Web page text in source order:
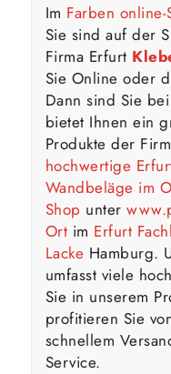
Im Farben
Sie sind auf der
Firma Erfurt
Sie Online oder
Dann sind Sie
bietet Ihnen ein
Produkte der
hochwertige
Wandbeläge im
Shop unter
Ort im Erfurt
Lacke Hamburg.
umfasst viele
Sie in unserem
profitieren Sie
schnellem
Service.